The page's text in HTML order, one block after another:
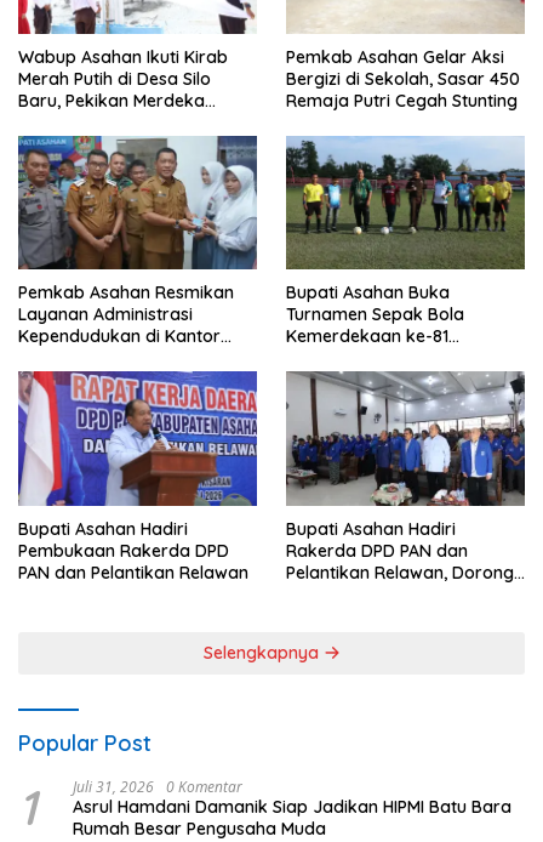
Wabup Asahan Ikuti Kirab
Merah Putih di Desa Silo
Baru, Pekikan Merdeka
Pemkab Asahan Gelar Aksi
Bergizi di Sekolah, Sasar 450
Remaja Putri Cegah Stunting
Pemkab Asahan Resmikan
Layanan Administrasi
Kependudukan di Kantor
Bupati Asahan Buka
Turnamen Sepak Bola
Kemerdekaan ke-81
0208/Asahan
Bupati Asahan Hadiri
Pembukaan Rakerda DPD
PAN dan Pelantikan Relawan
Bupati Asahan Hadiri
Rakerda DPD PAN dan
Pelantikan Relawan, Dorong
Selengkapnya
Popular Post
1 Juli 31, 2026 0 Komentar
Asrul Hamdani Damanik Siap Jadikan HIPMI Batu Bara
Rumah Besar Pengusaha Muda